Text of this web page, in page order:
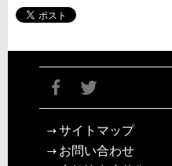
サイトマップ
お問い合わせ